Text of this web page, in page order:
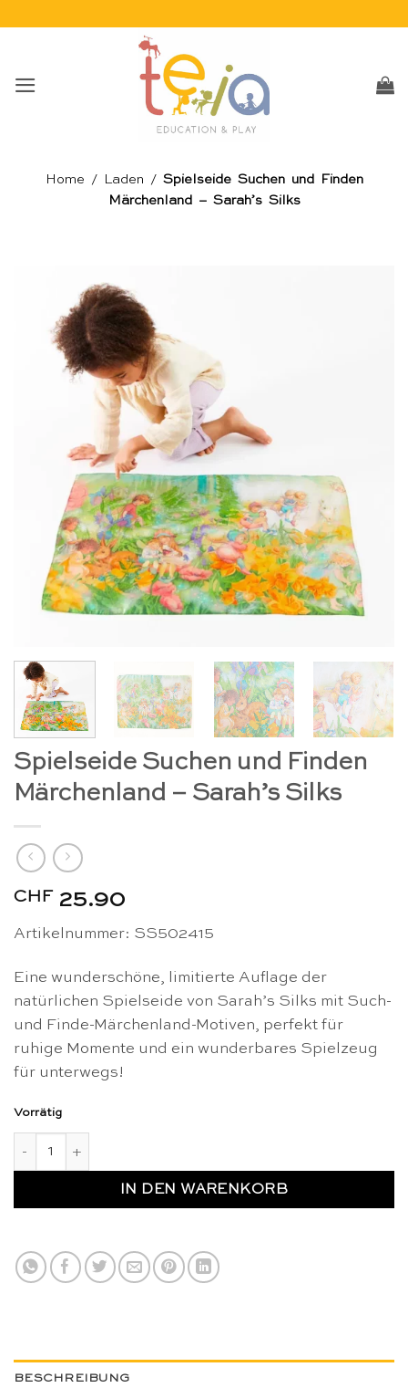
Home / Laden / Spielseide Suchen und Finden
Märchenland – Sarah’s Silks
Spielseide Suchen und Finden
Märchenland – Sarah’s Silks
CHF 25.90
Artikelnummer: SS502415
Eine wunderschöne, limitierte Auflage der
natürlichen Spielseide von Sarah’s Silks mit Such-
und Finde-Märchenland-Motiven, perfekt für
ruhige Momente und ein wunderbares Spielzeug
für unterwegs!
Vorrätig
IN DEN WARENKORB
BESCHREIBUNG